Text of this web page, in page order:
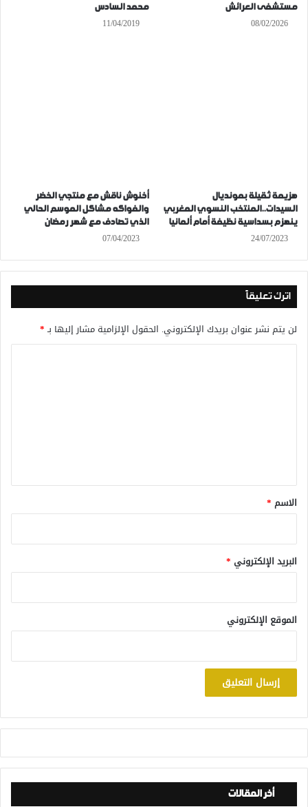
مستشفى العرائش
08/02/2026
محمد السادس
11/04/2019
هزيمة ثقيلة بمونديال
السيدات..المنتخب النسوي المغربي
ينهزم بسداسية نظيفة أمام ألمانيا
24/07/2023
أخنوش ناقش مع منتجي الخضر
والفواكه مشاكل الموسم الحالي
الذي تصادف مع شهر رمضان
07/04/2023
اترك تعليقاً
لن يتم نشر عنوان بريدك الإلكتروني. الحقول الإلزامية مشار إليها بـ*
*
الاسم *
البريد الإلكتروني *
الموقع الإلكتروني
أخر المقالات